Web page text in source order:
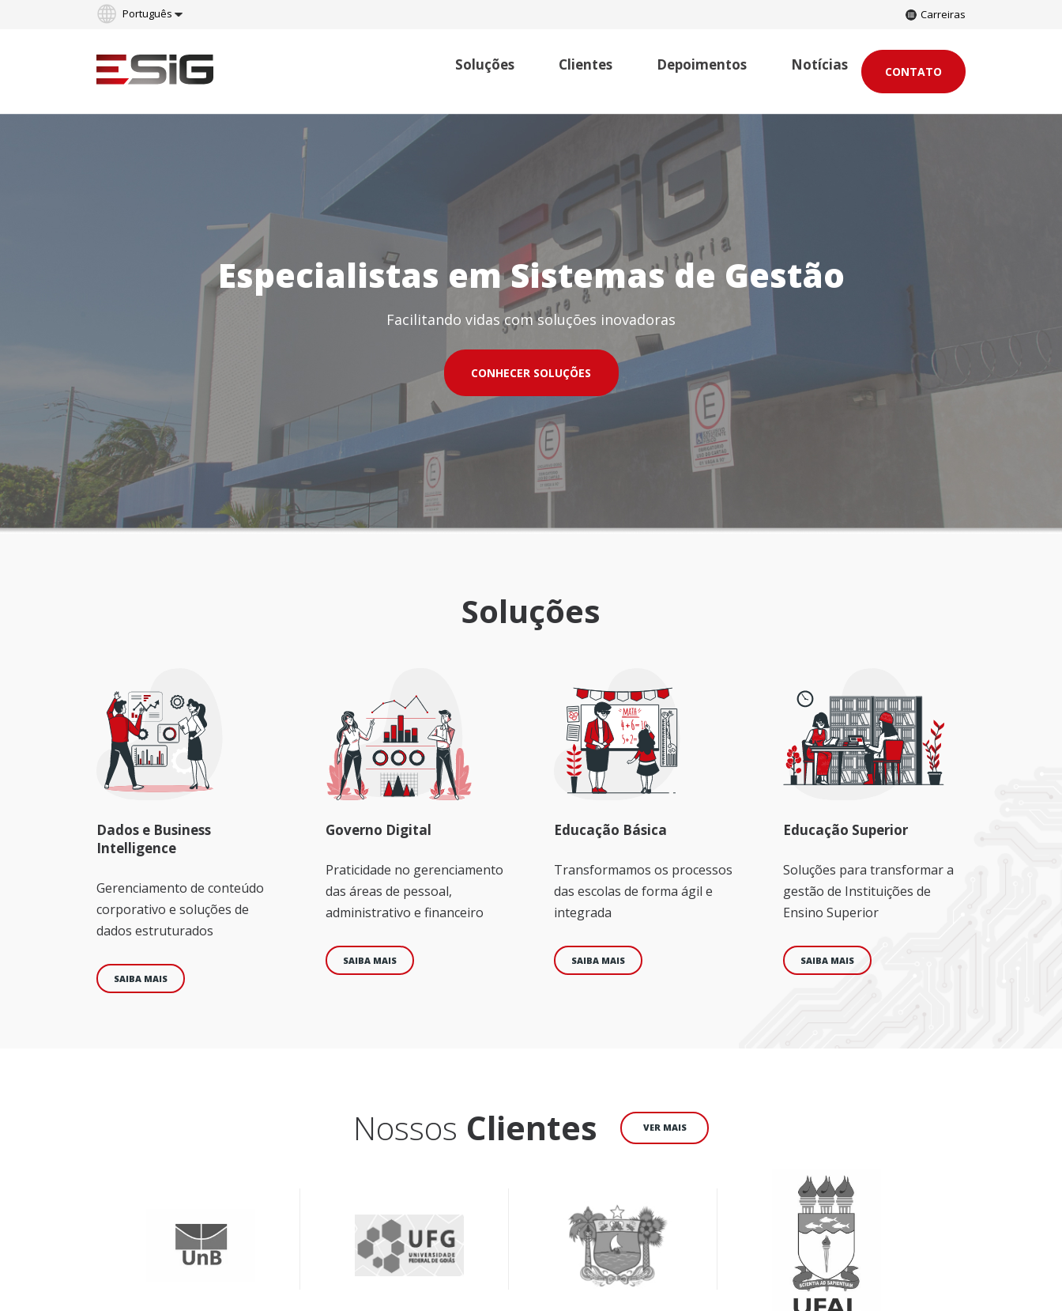
Português
Carreiras
Soluções Clientes Depoimentos
Notícias
Sistemas SIG – 20 anos
CONTATO
Especialistas em Sistemas de Gestão
Facilitando vidas com soluções inovadoras
CONHECER SOLUÇÕES
Soluções
Dados e Business
Intelligence
Gerenciamento de conteúdo
corporativo e soluções de
dados estruturados
SAIBA MAIS
Governo Digital
Praticidade no gerenciamento
das áreas de pessoal,
administrativo e financeiro
SAIBA MAIS
Educação Básica
Transformamos os processos
das escolas de forma ágil e
integrada
SAIBA MAIS
Educação Superior
Soluções para transformar a
gestão de Instituições de
Ensino Superior
SAIBA MAIS
Nossos Clientes VER MAIS